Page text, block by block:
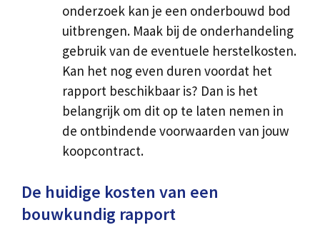
onderzoek kan je een onderbouwd bod
uitbrengen. Maak bij de onderhandeling
gebruik van de eventuele herstelkosten.
Kan het nog even duren voordat het
rapport beschikbaar is? Dan is het
belangrijk om dit op te laten nemen in
de ontbindende voorwaarden van jouw
koopcontract.
De huidige kosten van een
bouwkundig rapport